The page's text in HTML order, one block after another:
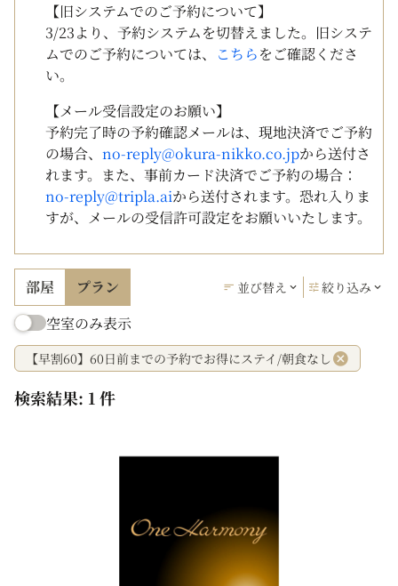
【旧システムでのご予約について】
3/23より、予約システムを切替えました。旧システ
ムでのご予約については、
こちらをご確認くださ
い。
【メール受信設定のお願い】
予約完了時の予約確認メールは、現地決済でご予約
の場合、 no-reply@okura-nikko.co.jpから送付さ
れます。また、事前カード決済でご予約の場合：
no-reply@tripla.aiから送付されます。恐れ入りま
すが、メールの受信許可設定をお願いいたします。
部屋 プラン 並び替え 絞り込み
空室のみ表示
【早割60】60日前までの予約でお得にステイ/朝食なし
検索結果: 1 件